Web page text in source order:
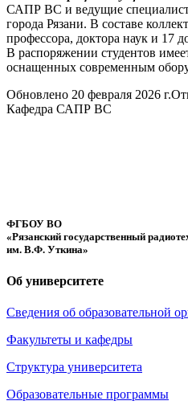
САПР ВС и ведущие
города Рязани. В составе
профессора, доктора наук и 17
В распоряжении студентов
оснащенных современным
Обновлено 20 февраля 2026 г.
Кафедра САПР ВС
ФГБОУ ВО
«Рязанский государственный
им. В.Ф. Уткина»
Об университете
Сведения об образовательной
Факультеты и кафедры
Структура университета
Образовательные программы